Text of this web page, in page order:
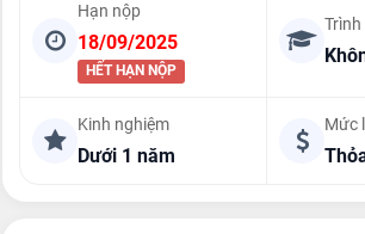
Hạn nộp
18/09/2025
HẾT HẠN NỘP
Trình
Kinh nghiệm
Dưới 1 năm
Mức